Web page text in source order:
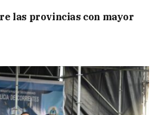
las provincias con mayor